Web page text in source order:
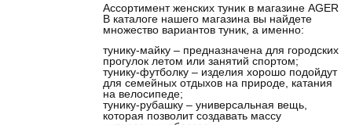
Ассортимент женских туник в магазине AGER
В каталоге нашего магазина вы найдете
множество вариантов туник, а именно:
тунику-майку – предназначена для городских
прогулок летом или занятий спортом;
тунику-футболку – изделия хорошо подойдут
для семейных отдыхов на природе, катания
на велосипеде;
тунику-рубашку – универсальная вещь,
которая позволит создавать массу